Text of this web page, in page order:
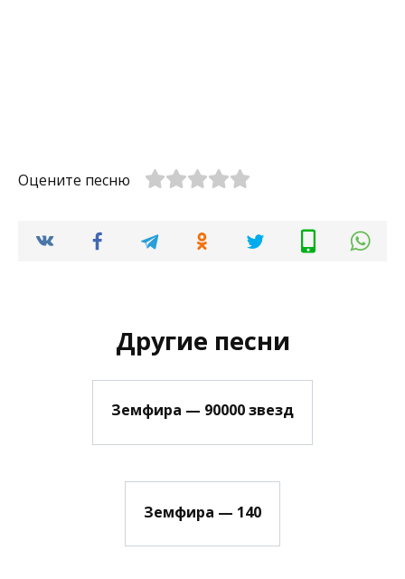
Оцените песню
Другие песни
Земфира — 90000 звезд
Земфира — 140